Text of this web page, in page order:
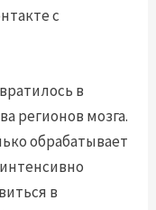
с
в
регионов мозга.
обрабатывает
в